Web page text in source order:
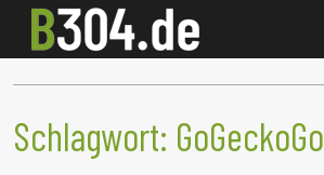
Schlagwort: GoGeckoGo